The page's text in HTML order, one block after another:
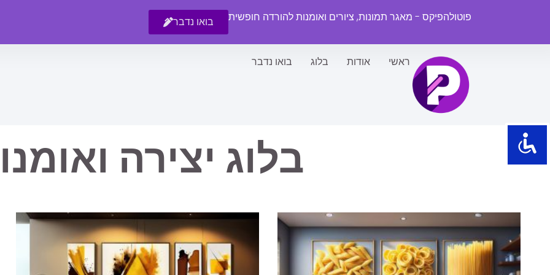
פוטולהפיקס - מאגר תמונות, ציורים ואומנות להורדה חופשית בואו נדבר
ראשי אודות בלוג בואו נדבר
בלוג יצירה